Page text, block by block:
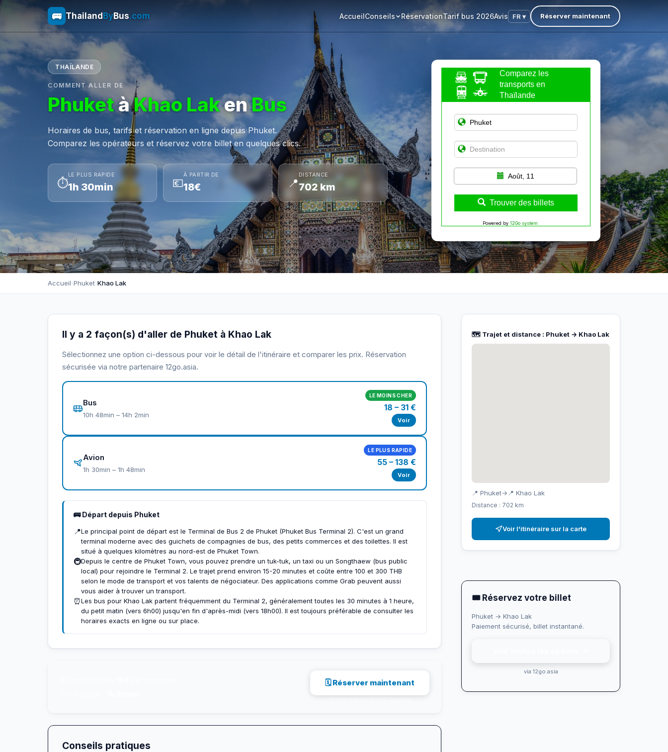
🚌 Thailand ByBus.com AccueilConseils RéservationTarif bus 2026Avis FR ▾ Réserver maintenant
THAÏLANDE
COMMENT ALLER DE
PhuketàKhao LakenBus
Horaires de bus, tarifs et réservation en ligne depuis Phuket.
Comparez les opérateurs et réservez votre billet en quelques clics.
⏱
LE PLUS RAPIDE
1h 30min 💶
À PARTIR DE
18€ 📍
DISTANCE
702 km
Comparez les
transports en
Thaïlande
Août, 11
Trouver des billets
Powered by 12Go system
Accueil›Phuket›Khao Lak
🗺️ Trajet et distance : Phuket → Khao Lak
📍 Phuket→ 📍 Khao Lak
Distance : 702 km
Voir l'itinéraire sur la carte
Il y a 2 façon(s) d'aller de Phuket à Khao Lak
Sélectionnez une option ci-dessous pour voir le détail de l'itinéraire et comparer les prix. Réservation
sécurisée via notre partenaire 12go.asia.
Bus
10h 48min – 14h 2min
LE MOINS CHER
18 – 31 €
Voir
Avion
1h 30min – 1h 48min
LE PLUS RAPIDE
55 – 138 €
Voir
🚌 Départ depuis Phuket
📍Le principal point de départ est le Terminal de Bus 2 de Phuket (Phuket Bus Terminal 2). C'est un grand
terminal moderne avec des guichets de compagnies de bus, des petits commerces et des toilettes. Il est
situé à quelques kilomètres au nord-est de Phuket Town.
🚇Depuis le centre de Phuket Town, vous pouvez prendre un tuk-tuk, un taxi ou un Songthaew (bus public
local) pour rejoindre le Terminal 2. Le trajet prend environ 15-20 minutes et coûte entre 100 et 300 THB
selon le mode de transport et vos talents de négociateur. Des applications comme Grab peuvent aussi
vous aider à trouver un transport.
⏰Les bus pour Khao Lak partent fréquemment du Terminal 2, généralement toutes les 30 minutes à 1 heure,
du petit matin (vers 6h00) jusqu'en fin d'après-midi (vers 18h00). Il est toujours préférable de consulter les
horaires exacts en ligne ou sur place.
🗓 Réserver maintenant
Conseils pratiques
🎟 Réservez votre billet
Phuket → Khao Lak
Paiement sécurisé, billet instantané.
via 12go.asia